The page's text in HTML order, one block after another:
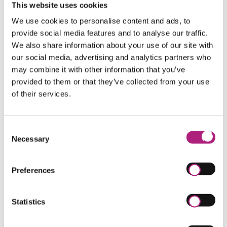
This website uses cookies
We use cookies to personalise content and ads, to
provide social media features and to analyse our traffic.
We also share information about your use of our site with
our social media, advertising and analytics partners who
may combine it with other information that you’ve
provided to them or that they’ve collected from your use
of their services.
Selection
Necessary
Preferences
Statistics
Erfahren und verbessern der eigenen digitalen
Wirkung
Optimierung der technischen und visuellen
Umsetzung von virtuellen Meetings
Bewusster Einsatz von non-verbaler und verbaler
Kommunikation im virtuellen Kontext
Besserer Zugang zu Team-Mitgliedern, Kunden,
Stakeholdern im virtuellen Raum
Die Teilnehmenden können
sich darüber bewusstwerden, wie sie im digitalen
Raum als Mensch und Führungskraft wirken;
erhalten, wie sie ihren äußeren Eindruck verbessern